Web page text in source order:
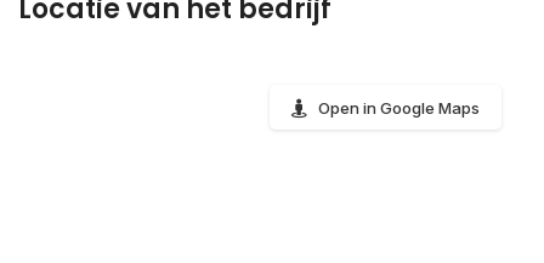
Locatie van het bedrijf
Open in Google Maps